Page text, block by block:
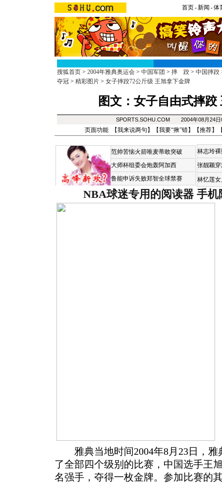
首页-新闻 -体
搜狐首页 > 2004年雅典奥运会 > 中国军团 > 摔 跤 > 中国摔跤
夺冠 > 精彩图片 > 女子摔跤72公斤级 王旭拿下金牌
图文：女子自由式摔跤
SPORTS.SOHU.COM 2004年08月24
页面功能 【我来说两句 】【我要“揪”错】【推荐】
范帅苦恼火箭唯麦蒂敢突破
大师杯组委会炮轰阿加西
鲁能申诉失败郑智全球禁赛
林志玲
张靓颖
林忆莲
NBA球迷专用的阅读器 手机
雅典当地时间2004年8月23日，雅
了全部四个级别的比赛，中国选手王
名强手，夺得一枚金牌。参加比赛的